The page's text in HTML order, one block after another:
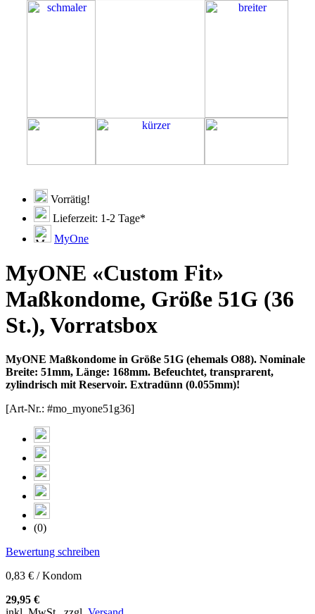
Vorrätig!
Lieferzeit: 1-2 Tage*
MyOne
MyONE «Custom Fit»
Maßkondome, Größe 51G (36
St.), Vorratsbox
MyONE Maßkondome in Größe 51G (ehemals O88). Nominale
Breite: 51mm, Länge: 168mm. Befeuchtet, transprarent,
zylindrisch mit Reservoir. Extradünn (0.055mm)!
[Art-Nr.: #mo_myone51g36]
(0)
Bewertung schreiben
0,83 € / Kondom
29,95 €